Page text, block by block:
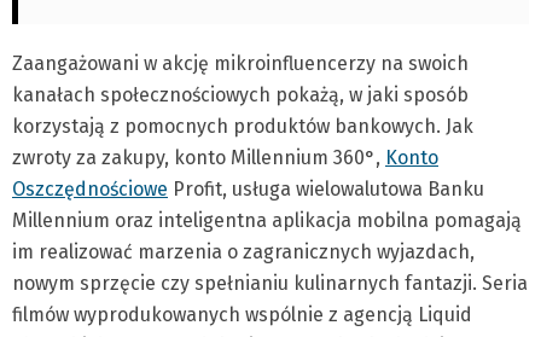
Zaangażowani w akcję mikroinfluencerzy na swoich
kanałach społecznościowych pokażą, w jaki sposób
korzystają z pomocnych produktów bankowych. Jak
zwroty za zakupy, konto Millennium 360°, Konto
Oszczędnościowe Profit, usługa wielowalutowa Banku
Millennium oraz inteligentna aplikacja mobilna pomagają
im realizować marzenia o zagranicznych wyjazdach,
nowym sprzęcie czy spełnianiu kulinarnych fantazji. Seria
filmów wyprodukowanych wspólnie z agencją Liquid